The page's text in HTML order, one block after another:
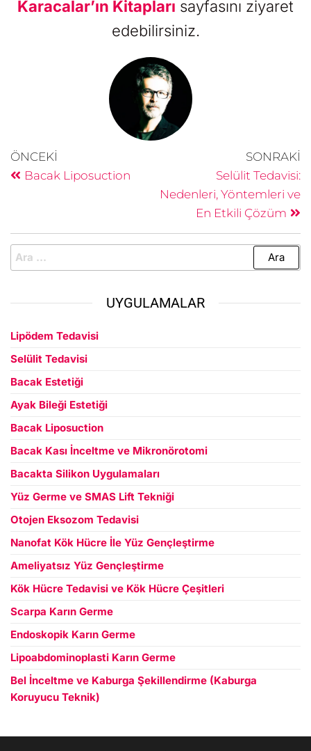
Karacalar’ın Kitapları sayfasını ziyaret
edebilirsiniz.
ÖNCEKI
Bacak Liposuction
SONRAKI
Selülit Tedavisi:
Nedenleri, Yöntemleri ve
En Etkili Çözüm
UYGULAMALAR
Lipödem Tedavisi
Selülit Tedavisi
Bacak Estetiği
Ayak Bileği Estetiği
Bacak Liposuction
Bacak Kası İnceltme ve Mikronörotomi
Bacakta Silikon Uygulamaları
Yüz Germe ve SMAS Lift Tekniği
Otojen Eksozom Tedavisi
Nanofat Kök Hücre İle Yüz Gençleştirme
Ameliyatsız Yüz Gençleştirme
Kök Hücre Tedavisi ve Kök Hücre Çeşitleri
Scarpa Karın Germe
Endoskopik Karın Germe
Lipoabdominoplasti Karın Germe
Bel İnceltme ve Kaburga Şekillendirme (Kaburga
Koruyucu Teknik)